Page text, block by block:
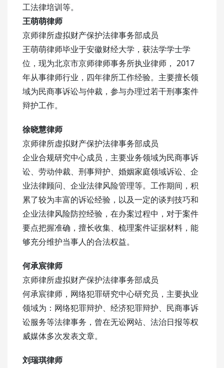
工法律培训等。
王萌萌律师
京师律所虚拟财产保护法律事务部成员
王萌萌律师毕业于安徽财经大学，获法学学士学
位，现为北京市京师律师事务所执业律师， 2017
年从事律师行业，四年律所工作经验。主要擅长领
域为民商事诉讼与仲裁，参与办理过若干刑事案件
辩护工作。
徐晓慧律师
京师律所虚拟财产保护法律事务部成员
企业合规研究中心成员，主要业务领域为民商事诉
讼、劳动仲裁、刑事辩护、婚姻家庭领域诉讼、企
业法律顾问、企业法律风险管理等。工作期间，积
累了较为丰富的诉讼经验，以及一定的谈判技巧和
企业法律风险防控经验，在办案过程中，对于案件
要点把握准确，擅长收集、梳理案件证据材料，能
够充分维护当事人的合法权益。
何承宸律师
京师律所虚拟财产保护法律事务部成员
何承宸律师，网络犯罪研究中心研究员，主要执业
领域为：网络犯罪辩护、经济犯罪辩护、民商事诉
讼服务等法律事务，曾在无讼网站、法治日报等权
威媒体多次发表文章。
刘瑞琪律师